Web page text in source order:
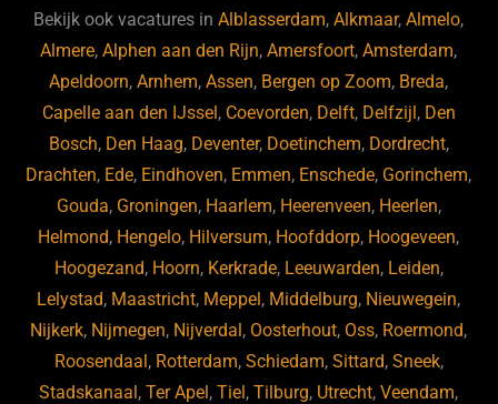
b
o
o
k
ky dI
n
Bekijk ook vacatures inAlblasserdam,Alkmaar,Almelo,
Almere,Alphen aan den Rijn,Amersfoort,Amsterdam,
Apeldoorn,Arnhem,Assen, Bergen op Zoom, Breda,
Capelle aan den IJssel , Coevorden, Delft, Delfzijl , Den
Bosch, Den Haag, Deventer, Doetinchem, Dordrecht,
Drachten, Ede, Eindhoven, Emmen, Enschede, Gorinchem,
Gouda, Groningen, Haarlem, Heerenveen, Heerlen,
Helmond, Hengelo, Hilversum, Hoofddorp, Hoogeveen,
Hoogezand, Hoorn, Kerkrade, Leeuwarden, Leiden,
Lelystad, Maastricht, Meppel , Middelburg, Nieuwegein,
Nijkerk, Nijmegen, Nijverdal , Oosterhout, Oss, Roermond,
Roosendaal , Rotterdam, Schiedam, Sittard, Sneek,
Stadskanaal ,Ter Apel ,Tiel ,Tilburg, Utrecht,Veendam,